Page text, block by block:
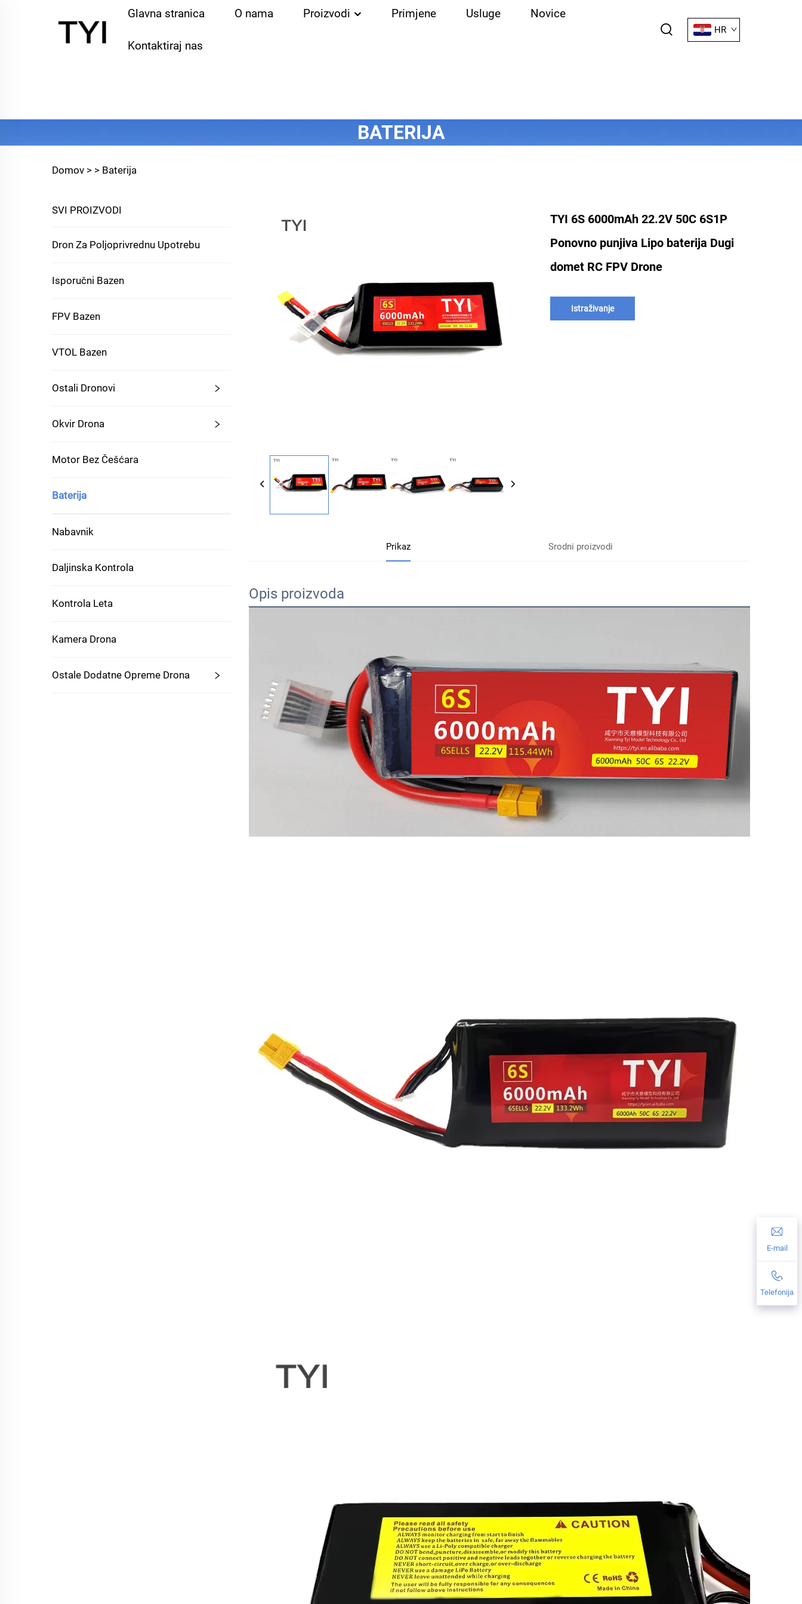
Glavna stranica O nama Proizvodi Primjene Usluge Novice
Kontaktiraj nas
HR
BATERIJA
Domov > > Baterija
SVI PROIZVODI
Dron Za Poljoprivrednu Upotrebu
Isporučni Bazen
FPV Bazen
VTOL Bazen
Ostali Dronovi
Okvir Drona
Motor Bez Češćara
Baterija
Nabavnik
Daljinska Kontrola
Kontrola Leta
Kamera Drona
Ostale Dodatne Opreme Drona
TYI 6S 6000mAh 22.2V 50C 6S1P
Ponovno punjiva Lipo baterija Dugi
domet RC FPV Drone
Istraživanje
Prikaz Srodni proizvodi
Opis proizvoda
E-mail
Telefonija